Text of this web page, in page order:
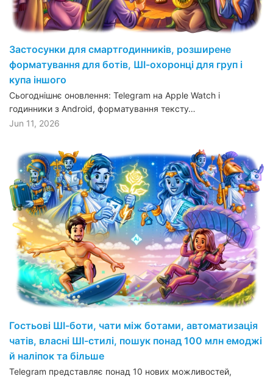
Застосунки для смартгодинників, розширене
форматування для ботів, ШІ-охоронці для груп і
купа іншого
Сьогоднішнє оновлення: Telegram на Apple Watch і
годинники з Android, форматування тексту…
Jun 11, 2026
Гостьові ШІ-боти, чати між ботами, автоматизація
чатів, власні ШІ-стилі, пошук понад 100 млн емоджі
й наліпок та більше
Telegram представляє понад 10 нових можливостей,